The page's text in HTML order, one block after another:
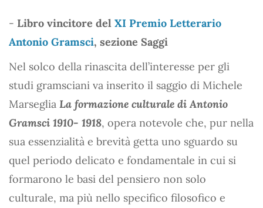
- Libro vincitore del XI Premio Letterario
Antonio Gramsci, sezione Saggi
Nel solco della rinascita dell’interesse per gli
studi gramsciani va inserito il saggio di Michele
Marseglia La formazione culturale di Antonio
Gramsci 1910- 1918, opera notevole che, pur nella
sua essenzialità e brevità getta uno sguardo su
quel periodo delicato e fondamentale in cui si
formarono le basi del pensiero non solo
culturale, ma più nello specifico filosofico e